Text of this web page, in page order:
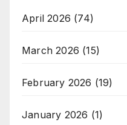
April 2026 (74)
March 2026 (15)
February 2026 (19)
January 2026 (1)